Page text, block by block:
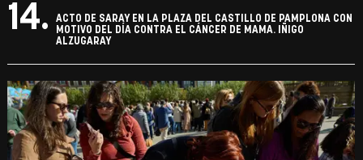
14.
ACTO DE SARAY EN LA PLAZA DEL CASTILLO DE PAMPLONA CON
MOTIVO DEL DÍA CONTRA EL CÁNCER DE MAMA. IÑIGO
ALZUGARAY